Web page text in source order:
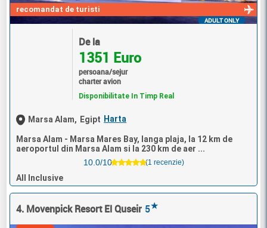
recomandat de turisti
ADULT ONLY
De la
1351 Euro
persoana/sejur
charter avion
Disponibilitate In Timp Real
Marsa Alam, Egipt Harta
Marsa Alam - Marsa Mares Bay, langa plaja, la 12 km de
aeroportul din Marsa Alam si la 230 km de aer ...
10.0/10
(1 recenzie)
All Inclusive
4. Movenpick Resort El Quseir 5★